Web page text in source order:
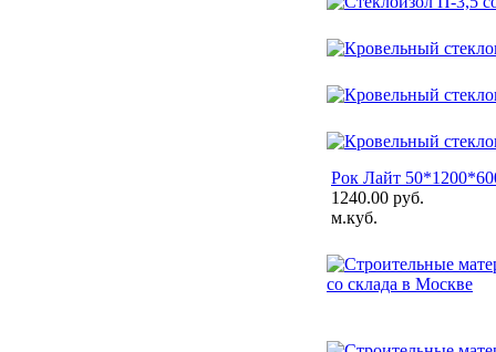
Рок Лайт
1240.00 руб.
м.куб.